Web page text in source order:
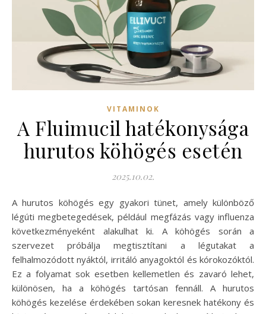
VITAMINOK
A Fluimucil hatékonysága
hurutos köhögés esetén
2025.10.02.
A hurutos köhögés egy gyakori tünet, amely különböző
légúti megbetegedések, például megfázás vagy influenza
következményeként alakulhat ki. A köhögés során a
szervezet próbálja megtisztítani a légutakat a
felhalmozódott nyáktól, irritáló anyagoktól és kórokozóktól.
Ez a folyamat sok esetben kellemetlen és zavaró lehet,
különösen, ha a köhögés tartósan fennáll. A hurutos
köhögés kezelése érdekében sokan keresnek hatékony és